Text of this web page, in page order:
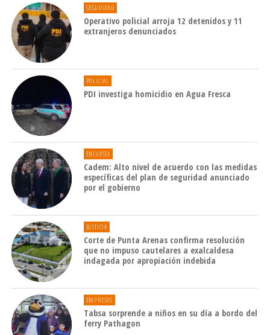
SEGURIDAD
Operativo policial arroja 12 detenidos y 11
extranjeros denunciados
POLICIAL
PDI investiga homicidio en Agua Fresca
ENCUESTA
Cadem: Alto nivel de acuerdo con las medidas
específicas del plan de seguridad anunciado
por el gobierno
JUSTICIA
Corte de Punta Arenas confirma resolución
que no impuso cautelares a exalcaldesa
indagada por apropiación indebida
EMPRESAS
Tabsa sorprende a niños en su día a bordo del
ferry Pathagon